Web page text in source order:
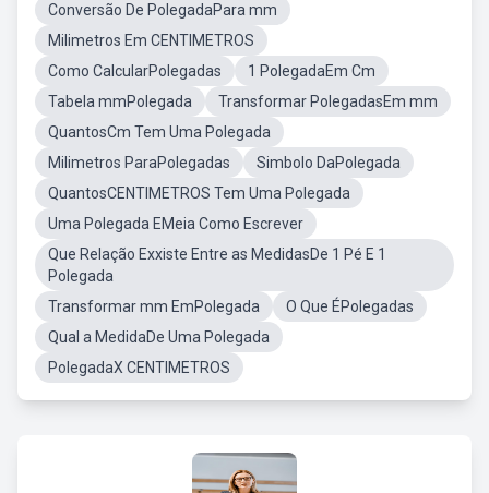
Conversão De PolegadaPara mm
Milimetros Em CENTIMETROS
Como CalcularPolegadas
1 PolegadaEm Cm
Tabela mmPolegada
Transformar PolegadasEm mm
QuantosCm Tem Uma Polegada
Milimetros ParaPolegadas
Simbolo DaPolegada
QuantosCENTIMETROS Tem Uma Polegada
Uma Polegada EMeia Como Escrever
Que Relação Exxiste Entre as MedidasDe 1 Pé E 1
Polegada
Transformar mm EmPolegada
O Que ÉPolegadas
Qual a MedidaDe Uma Polegada
PolegadaX CENTIMETROS